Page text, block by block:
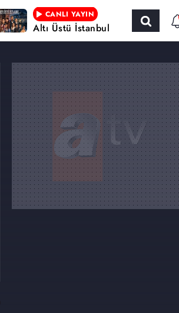
CANLI YAYIN
Altı Üstü İstanbul